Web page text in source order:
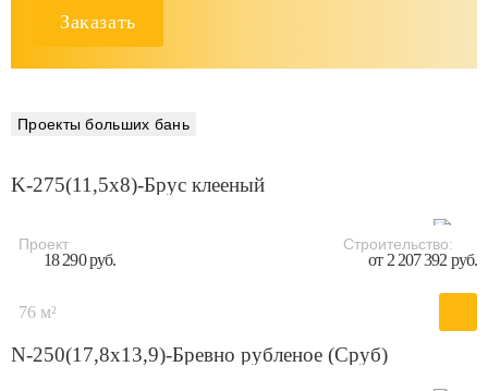
Заказать
Проекты больших бань
K-275(11,5x8)-Брус клееный
Проект
18 290 руб.
Строительство:
от 2 207 392 руб.
76 м²
N-250(17,8x13,9)-Бревно рубленое (Сруб)